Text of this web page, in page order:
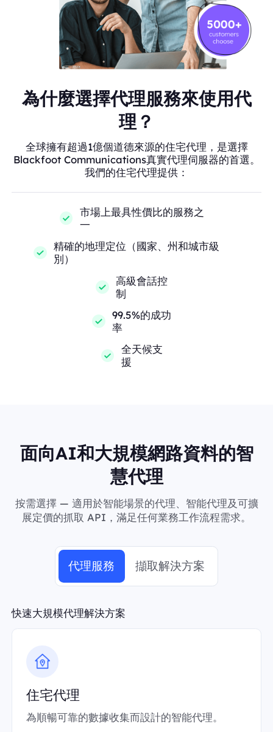
為什麼選擇代理服務來使用代
理？
全球擁有超過1億個道德來源的住宅代理，是選擇
Blackfoot Communications真實代理伺服器的首選。
我們的住宅代理提供：
市場上最具性價比的服務之
一
精確的地理定位（國家、州和城市級
別）
高級會話控
制
99.5%的成功
率
全天候支
援
面向AI和大規模網路資料的智
慧代理
按需選擇 — 適用於智能場景的代理、智能代理及可擴
展定價的抓取 API，滿足任何業務工作流程需求。
代理服務 擷取解決方案
快速大規模代理解決方案
住宅代理
為順暢可靠的數據收集而設計的智能代理。